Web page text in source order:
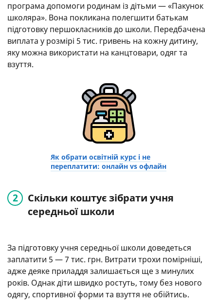
програма допомоги родинам із дітьми — «Пакунок
школяра». Вона покликана полегшити батькам
підготовку першокласників до школи. Передбачена
виплата у розмірі 5 тис. гривень на кожну дитину,
яку можна використати на канцтовари, одяг та
взуття.
Як обрати освітній курс і не
переплатити: онлайн vs офлайн
Скільки коштує зібрати учня
середньої школи
За підготовку учня середньої школи доведеться
заплатити 5 — 7 тис. грн. Витрати трохи помірніші,
адже деяке приладдя залишається ще з минулих
років. Однак діти швидко ростуть, тому без нового
одягу, спортивної форми та взуття не обійтись.